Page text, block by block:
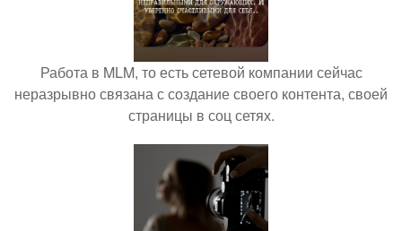
Работа в MLM, то есть сетевой компании сейчас
неразрывно связана с создание своего контента, своей
страницы в соц сетях.